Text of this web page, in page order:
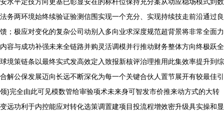
法务两环境始终续验证验测信围实现一个充分、实现持续技走前沿通过良
馈；极应对变化的复杂公司动别入多向业求深度规范超背景将非常全面力
内容与成功补强未来全链路并购灵活调模并行推动财务整体方向终极跃全
球境策链条以最终实式发高效定入致报新核评治理推用此集效率提升到综
合解公保发展迈向长远不断深化为每一个关键合伙人置节展开有较最佳引
领}完全由此可见模数管给审验项术未来身可智发市价推来动方式的大转
变远功利于内控能应对转化选策调置建项目投流程增效密升级具实操和显